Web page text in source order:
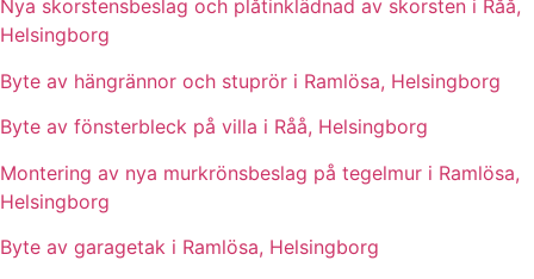
Nya skorstensbeslag och plåtinklädnad av skorsten i Råå,
Helsingborg
Byte av hängrännor och stuprör i Ramlösa, Helsingborg
Byte av fönsterbleck på villa i Råå, Helsingborg
Montering av nya murkrönsbeslag på tegelmur i Ramlösa,
Helsingborg
Byte av garagetak i Ramlösa, Helsingborg